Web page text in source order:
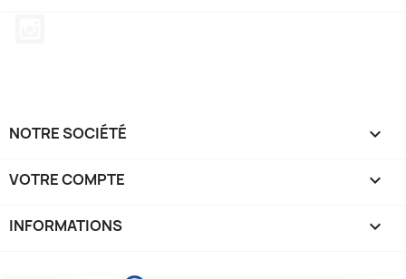
NOTRE SOCIÉTÉ 
VOTRE COMPTE 
INFORMATIONS keyboard_arrow_down